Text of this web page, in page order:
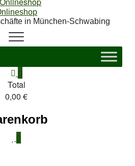
in München-Schwabing
Total
0,00 €